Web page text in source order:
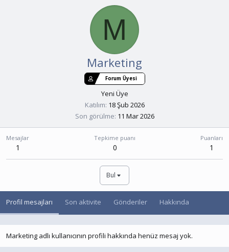
M
Marketing
Forum Üyesi
Yeni Üye
Katılım 18 Şub 2026
Son görülme 11 Mar 2026
Mesajlar
1
Tepkime puanı
0
Puanları
1
Bul
Profil mesajları Son aktivite Gönderiler Hakkında
Marketing adlı kullanıcının profili hakkında henüz mesaj yok.